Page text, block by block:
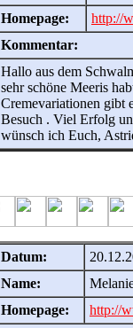
Homepage:
http://
Kommentar:
Hallo aus dem
sehr schöne Meeris
Cremevariationen gibt
Besuch . Viel Erfolg
wünsch ich Euch,
Datum:
Name:
Homepage:
http://